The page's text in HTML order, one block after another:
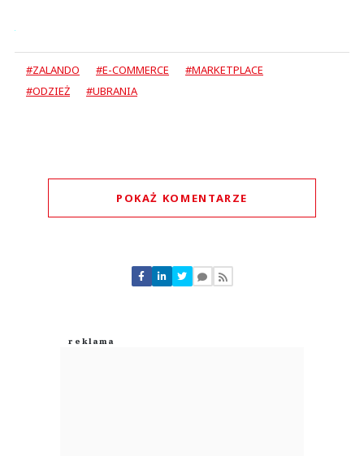
#ZALANDO #E-COMMERCE
#MARKETPLACE
#ODZIEŻ
#UBRANIA
POKAŻ KOMENTARZE